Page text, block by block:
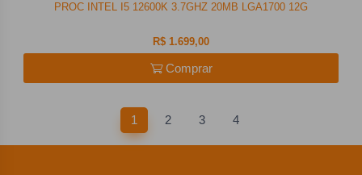
PROC INTEL I5 12600K 3.7GHZ 20MB LGA1700 12G
R$ 1.699,00
Comprar
1 2 3 4